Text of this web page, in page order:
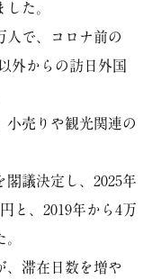
た。
人で、コロナ前の
外からの訪日外国
小売りや観光関連の
議決定し、2025年
と、2019年から4万
滞在日数を増や